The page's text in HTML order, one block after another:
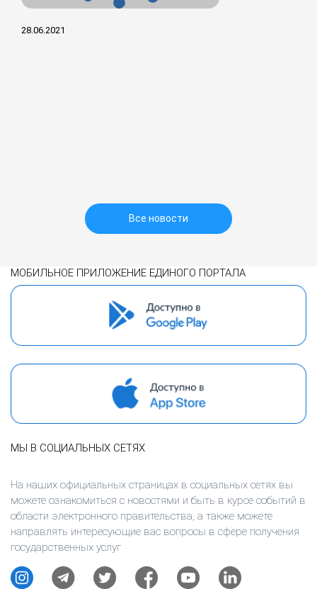
28.06.2021
Все новости
МОБИЛЬНОЕ ПРИЛОЖЕНИЕ ЕДИНОГО ПОРТАЛА
МЫ В СОЦИАЛЬНЫХ СЕТЯХ
На наших официальных страницах в социальных сетях вы
можете ознакомиться с новостями и быть в курсе событий в
области электронного правительства, а также можете
направлять интересующие вас вопросы в сфере получения
государственных услуг